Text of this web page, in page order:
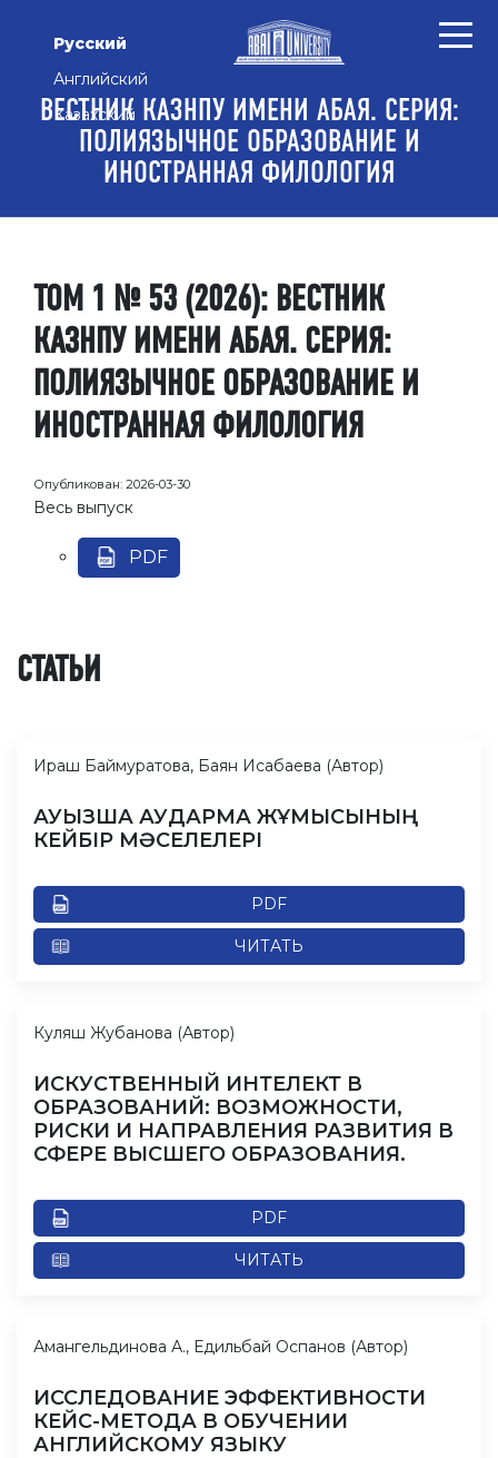
Русский
Английский
Казахский
ВЕСТНИК КАЗНПУ ИМЕНИ АБАЯ. СЕРИЯ:
ПОЛИЯЗЫЧНОЕ ОБРАЗОВАНИЕ И
ИНОСТРАННАЯ ФИЛОЛОГИЯ
ТОМ 1 № 53 (2026): ВЕСТНИК
КАЗНПУ ИМЕНИ АБАЯ. СЕРИЯ:
ПОЛИЯЗЫЧНОЕ ОБРАЗОВАНИЕ И
ИНОСТРАННАЯ ФИЛОЛОГИЯ
Опубликован: 2026-03-30
Весь выпуск
PDF
СТАТЬИ
Ираш Баймуратова, Баян Исабаева (Автор)
АУЫЗША АУДАРМА ЖҰМЫСЫНЫҢ
КЕЙБІР МӘСЕЛЕЛЕРІ
PDF
ЧИТАТЬ
Куляш Жубанова (Автор)
ИСКУСТВЕННЫЙ ИНТЕЛЕКТ В
ОБРАЗОВАНИЙ: ВОЗМОЖНОСТИ,
РИСКИ И НАПРАВЛЕНИЯ РАЗВИТИЯ В
СФЕРЕ ВЫСШЕГО ОБРАЗОВАНИЯ.
PDF
ЧИТАТЬ
Амангельдинова А., Едильбай Оспанов (Автор)
ИССЛЕДОВАНИЕ ЭФФЕКТИВНОСТИ
КЕЙС-МЕТОДА В ОБУЧЕНИИ
АНГЛИЙСКОМУ ЯЗЫКУ